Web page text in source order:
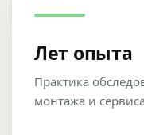
Лет опыта
Практика
монтажа и